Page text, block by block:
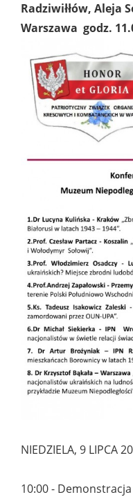
Radziwiłłów, Aleja
Warszawa godz.
NIEDZIELA, 9 LIPCA
10:00 -